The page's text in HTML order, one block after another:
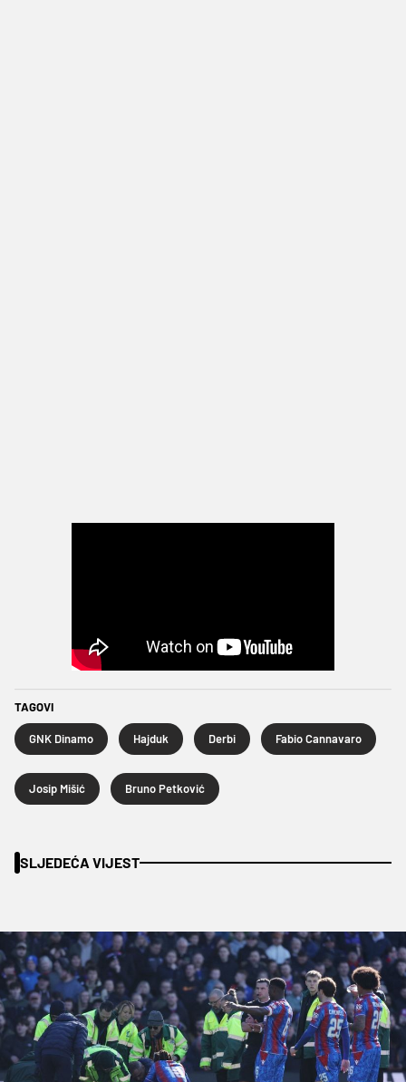
TAGOVI
GNK Dinamo Hajduk Derbi Fabio Cannavaro
Josip Mišić Bruno Petković
SLJEDEĆA VIJEST